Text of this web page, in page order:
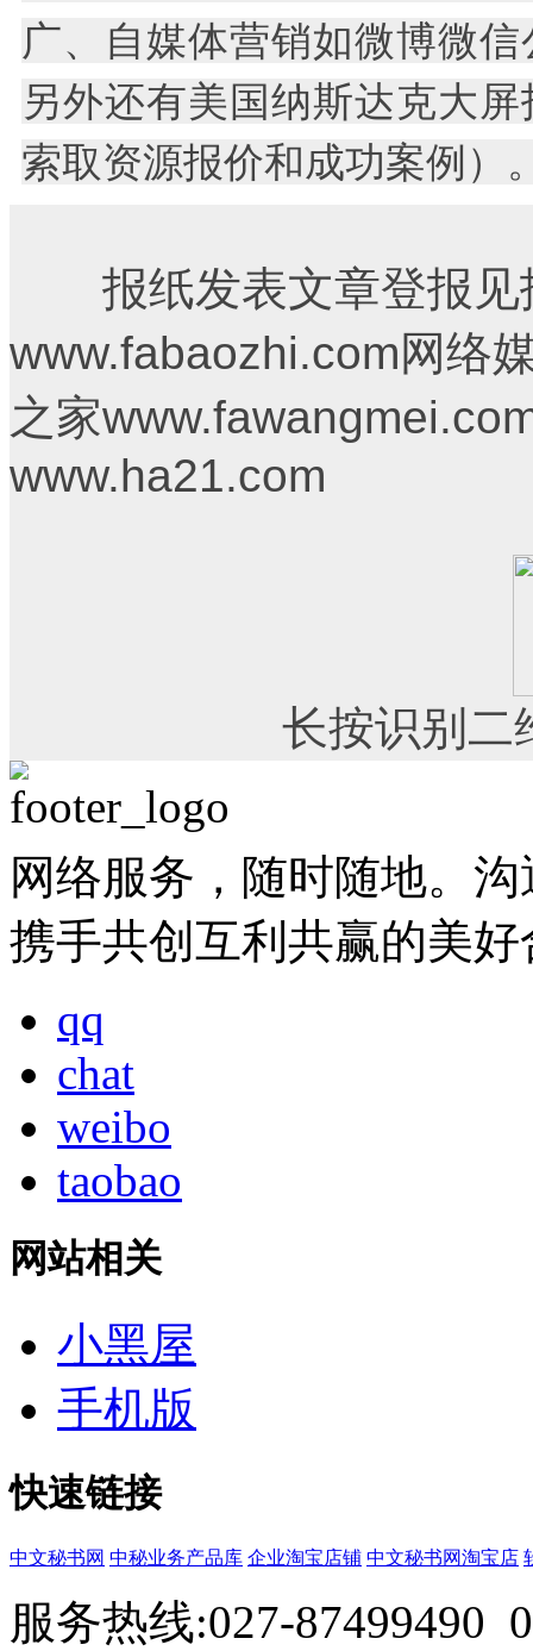
广、自媒体营销如微博微
另外还有美国纳斯达克大
索取资源报价和成功案例）
报纸发表文章登报见
www.fabaozhi.com网络
之家
www.ha21.com
长按识别二
网络服务，随时随地。
携手共创互利共赢的美好
qq
chat
weibo
taobao
网站相关
小黑屋
手机版
快速链接
中文秘书网 中秘业务产品库 企业淘宝店铺 中文秘书网淘宝店
服务热线:027-87499490